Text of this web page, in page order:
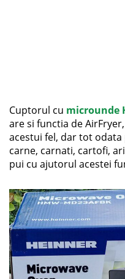
Cuptorul cu microunde
are si functia de
acestui fel, dar tot
carne, carnati, cartofi,
pui cu ajutorul acestei